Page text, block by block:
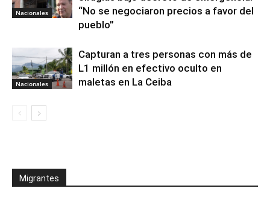
Nacionales
“No se negociaron precios a favor del
pueblo”
Nacionales
Capturan a tres personas con más de
L1 millón en efectivo oculto en
maletas en La Ceiba
Migrantes